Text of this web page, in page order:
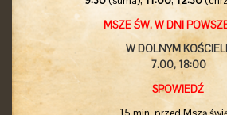
MSZE ŚW. W DNI
W DOLNYM
7.00, 18:00
SPOWIEDŹ